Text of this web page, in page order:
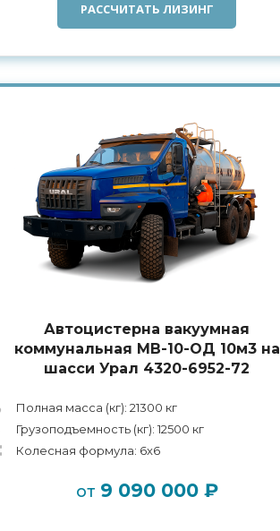
РАССЧИТАТЬ ЛИЗИНГ
Автоцистерна вакуумная
коммунальная МВ-10-ОД 10м3 на
шасси Урал 4320-6952-72
Полная масса (кг): 21300 кг
Грузоподъемность (кг): 12500 кг
Колесная формула: 6x6
от 9 090 000 ₽